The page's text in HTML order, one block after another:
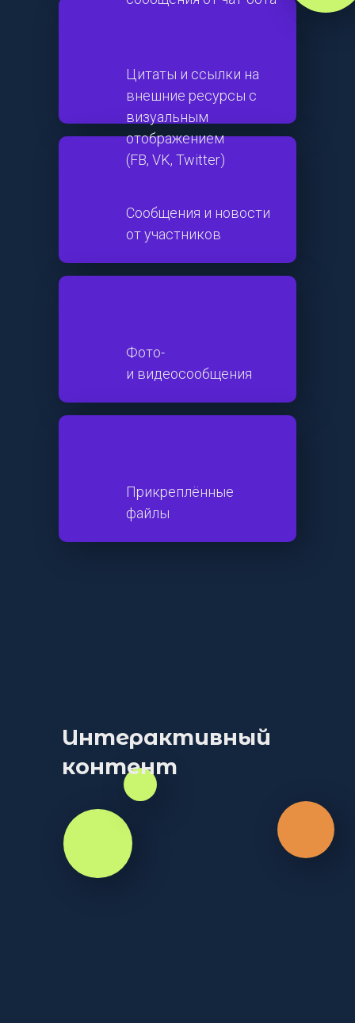
Цитаты и ссылки на
внешние ресурсы с
визуальным
отображением
(FB, VK, Twitter)
Сообщения и новости
от участников
Фото-
и видеосообщения
Прикреплённые
файлы
Интерактивный
контент